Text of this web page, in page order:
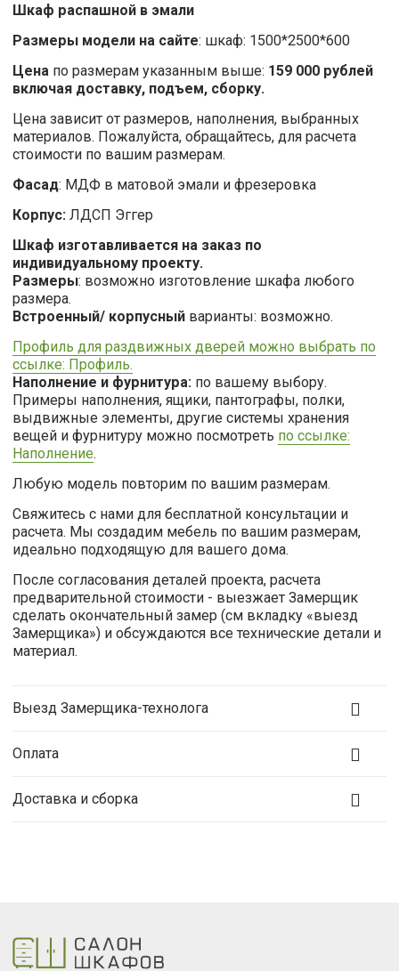
Шкаф распашной в эмали
Размеры модели на сайте: шкаф: 1500*2500*600
Цена по размерам указанным выше: 159 000 рублей
включая доставку, подъем, сборку.
Цена зависит от размеров, наполнения, выбранных
материалов. Пожалуйста, обращайтесь, для расчета
стоимости по вашим размерам.
Фасад: МДФ в матовой эмали и фрезеровка
Корпус: ЛДСП Эггер
Шкаф изготавливается на заказ по
индивидуальному проекту.
Размеры: возможно изготовление шкафа любого
размера.
Встроенный/ корпусный варианты: возможно.
Профиль для раздвижных дверей можно выбрать по
ссылке: Профиль.
Наполнение и фурнитура: по вашему выбору.
Примеры наполнения, ящики, пантографы, полки,
выдвижные элементы, другие системы хранения
вещей и фурнитуру можно посмотреть по ссылке:
Наполнение.
Любую модель повторим по вашим размерам.
Свяжитесь с нами для бесплатной консультации и
расчета. Мы создадим мебель по вашим размерам,
идеально подходящую для вашего дома.
После согласования деталей проекта, расчета
предварительной стоимости - выезжает Замерщик
сделать окончательный замер (см вкладку «выезд
Замерщика») и обсуждаются все технические детали и
материал.
Выезд Замерщика-технолога
Оплата
Доставка и сборка